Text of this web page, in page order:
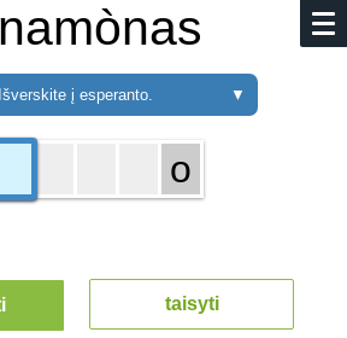
Išverskite į esperanto. ▼